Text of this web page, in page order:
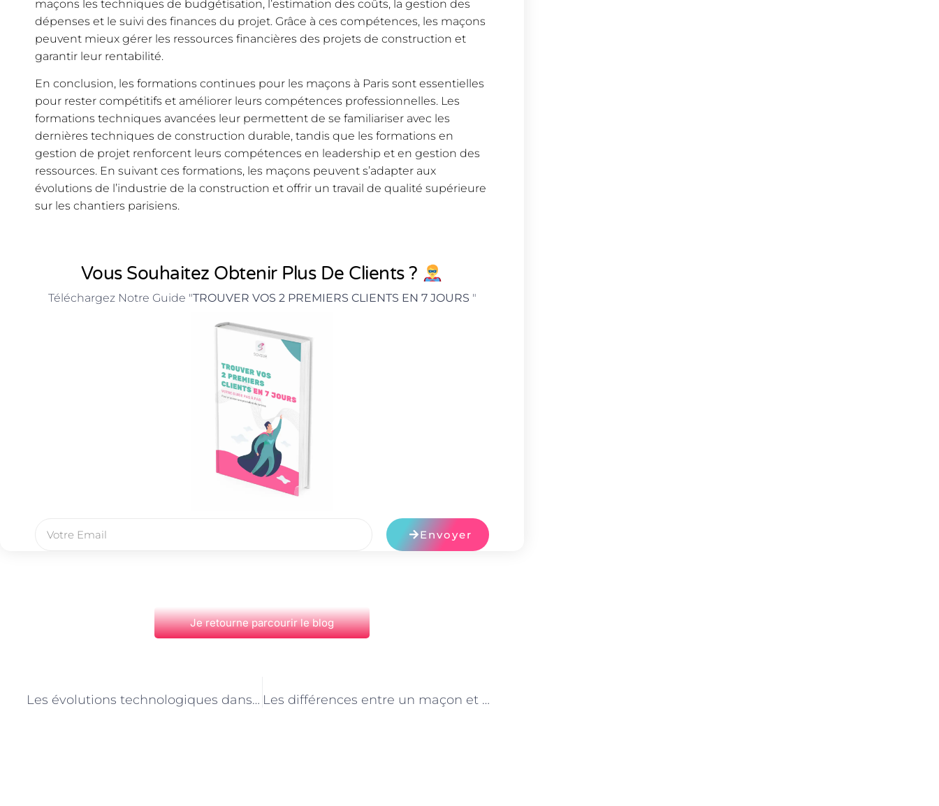
maçons les techniques de budgétisation, l’estimation des coûts, la gestion des
dépenses et le suivi des finances du projet. Grâce à ces compétences, les maçons
peuvent mieux gérer les ressources financières des projets de construction et
garantir leur rentabilité.
En conclusion, les formations continues pour les maçons à Paris sont essentielles
pour rester compétitifs et améliorer leurs compétences professionnelles. Les
formations techniques avancées leur permettent de se familiariser avec les
dernières techniques de construction durable, tandis que les formations en
gestion de projet renforcent leurs compétences en leadership et en gestion des
ressources. En suivant ces formations, les maçons peuvent s’adapter aux
évolutions de l’industrie de la construction et offrir un travail de qualité supérieure
sur les chantiers parisiens.
Vous Souhaitez Obtenir Plus De Clients ?
Téléchargez Notre Guide "TROUVER VOS 2 PREMIERS CLIENTS EN 7 JOURS "
Envoyer
Je retourne parcourir le blog
Les évolutions technologiques dans le métier de maçon à Paris Les différences entre un maçon et un maître maçon à Paris